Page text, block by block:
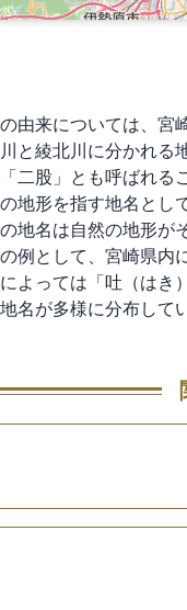
由来については、宮
と綾北川に分かれる
二股」とも呼ばれる
地形を指す地名とし
地名は自然の地形が
例として、宮崎県内
よっては「吐（はき
名が多様に分布して